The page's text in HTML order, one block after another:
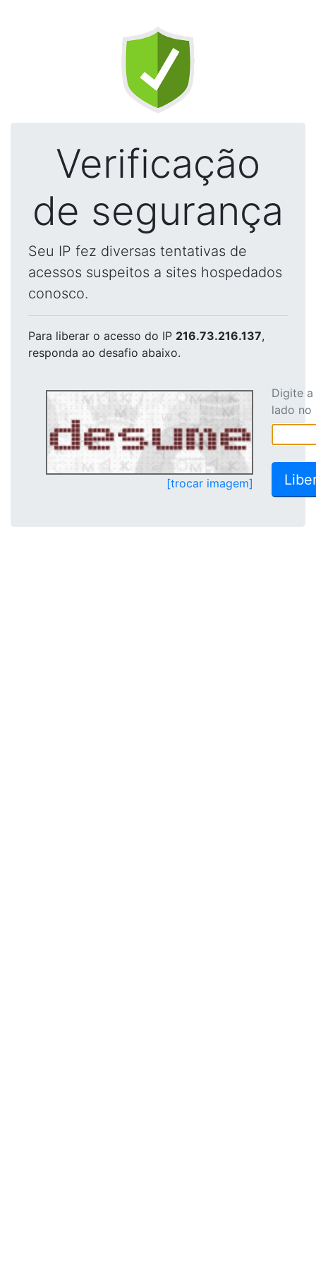
Verificação
de segurança
Seu IP fez diversas tentativas de
acessos suspeitos a sites hospedados
conosco.
Para liberar o acesso do IP 216.73.216.137,
responda ao desafio abaixo.
[trocar imagem]
Digite
lado no